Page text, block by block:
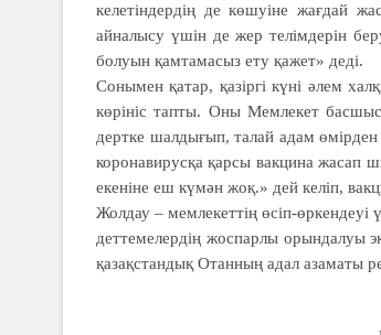
келетіндердің де көшуіне жағдай
айналысу үшін де жер телімдерін
болуын қамтамасыз ету қажет» деді.
Сонымен қатар, қазіргі күні әлем
көрініс тапты. Оны Мемлекет
дертке шалдығып, талай адам
коронавирусқа қарсы вакцина жасап
екеніне еш күмән жоқ.» дей келіп,
Жолдау – мемлекеттің өсіп-
дет­теме­лердің жоспарлы орын­далуы
қазақстандық Отан­ның адал азаматы